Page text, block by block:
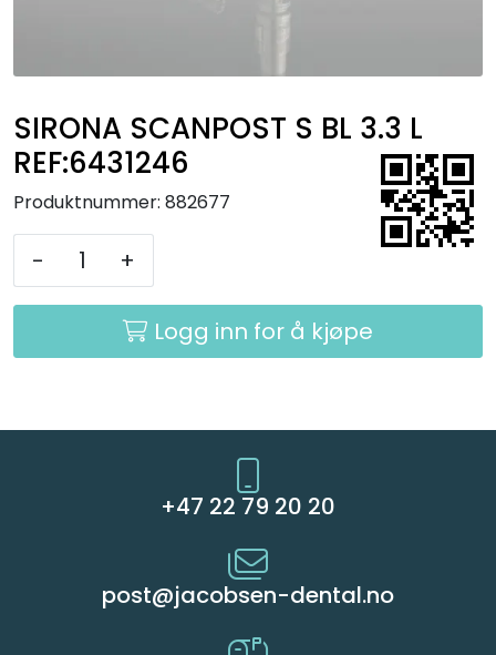
SIRONA SCANPOST S BL 3.3 L
REF:6431246
Produktnummer: 882677
- +
Logg inn for å kjøpe
+47 22 79 20 20
post@jacobsen-dental.no
Hygiene